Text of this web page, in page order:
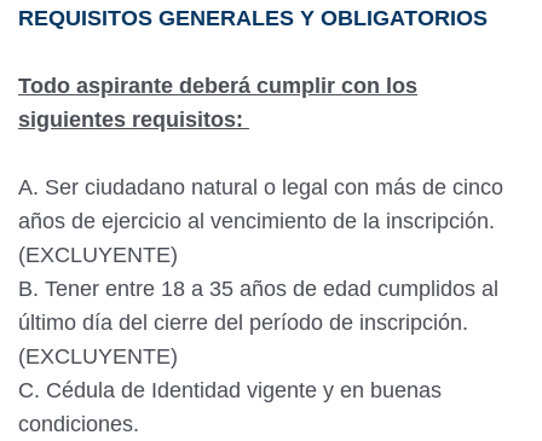
REQUISITOS GENERALES Y OBLIGATORIOS
Todo aspirante deberá cumplir con los
siguientes requisitos:
A. Ser ciudadano natural o legal con más de cinco
años de ejercicio al vencimiento de la inscripción.
(EXCLUYENTE)
B. Tener entre 18 a 35 años de edad cumplidos al
último día del cierre del período de inscripción.
(EXCLUYENTE)
C. Cédula de Identidad vigente y en buenas
condiciones.